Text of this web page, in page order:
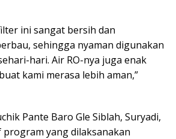
ini sangat bersih dan
sehingga nyaman digunakan
hari. Air RO-nya juga enak
kami merasa lebih aman,”
Pante Baro Gle Siblah, Suryadi,
yang dilaksanakan